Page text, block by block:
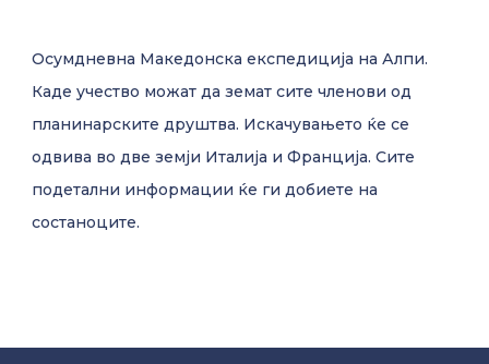
Осумдневна Македонска експедиција на Алпи.
Каде учество можат да земат сите членови од
планинарските друштва. Искачувањето ќе се
одвива во две земји Италија и Франција. Сите
подетални информации ќе ги добиете на
состаноците.